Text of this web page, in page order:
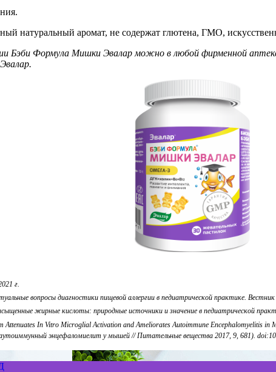
натуральный аромат, не содержат глютена, ГМО,
Бэби Формула Мишки Эвалар можно в любой фирменной
г.
вопросы диагностики пищевой аллергии в педиатрической практике.
жирные кислоты: природные источники и значение в педиатрической
Attenuates In Vitro Microglial Activation and Ameliorates Autoimmune Encephalomyelitis
энцефаломиелит у мышей // Питательные вещества 2017, 9, 681).